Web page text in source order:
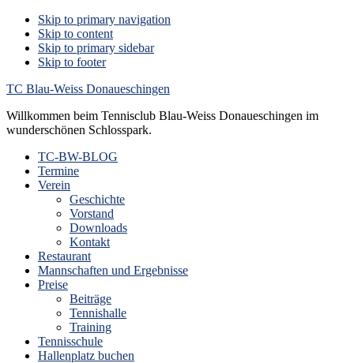
Skip to primary navigation
Skip to content
Skip to primary sidebar
Skip to footer
TC Blau-Weiss Donaueschingen
Willkommen beim Tennisclub Blau-Weiss Donaueschingen im
wunderschönen Schlosspark.
TC-BW-BLOG
Termine
Verein
Geschichte
Vorstand
Downloads
Kontakt
Restaurant
Mannschaften und Ergebnisse
Preise
Beiträge
Tennishalle
Training
Tennisschule
Hallenplatz buchen